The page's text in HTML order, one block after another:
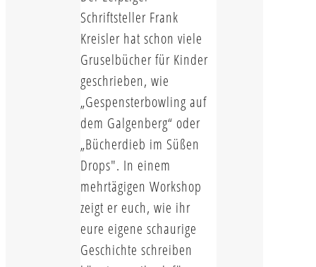
Schriftsteller Frank
Kreisler hat schon viele
Gruselbücher für Kinder
geschrieben, wie
„Gespensterbowling auf
dem Galgenberg“ oder
„Bücherdieb im Süßen
Drops". In einem
mehrtägigen Workshop
zeigt er euch, wie ihr
eure eigene schaurige
Geschichte schreiben